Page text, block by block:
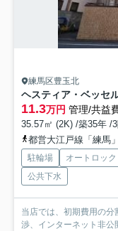
練馬区豊玉北
ヘスティア・ベッセ
11.3万円 管理/共益
35.57㎡ (2K) /築35年 /
都営大江戸線「練馬
駐輪場 オートロック
公共下水
当店では、初期費用の
渉、インターネット非公